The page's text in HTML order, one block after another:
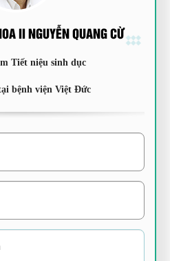
II NGUYỄN QUANG CỪ
Tiết niệu sinh dục
bệnh viện Việt Đức